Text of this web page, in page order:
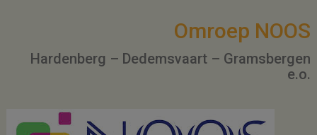
Omroep NOOS
Hardenberg – Dedemsvaart – Gramsbergen
e.o.